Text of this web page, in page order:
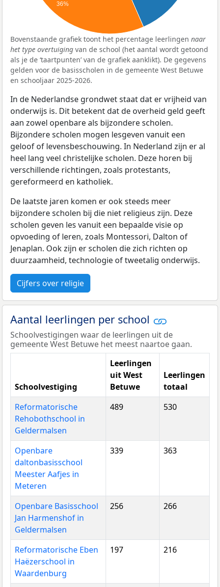
36%
Bovenstaande grafiek toont het percentage leerlingen naar
het type overtuiging van de school (het aantal wordt getoond
als je de ‘taartpunten’ van de grafiek aanklikt). De gegevens
gelden voor de basisscholen in de gemeente West Betuwe
en schooljaar 2025-2026.
In de Nederlandse grondwet staat dat er vrijheid van
onderwijs is. Dit betekent dat de overheid geld geeft
aan zowel openbare als bijzondere scholen.
Bijzondere scholen mogen lesgeven vanuit een
geloof of levensbeschouwing. In Nederland zijn er al
heel lang veel christelijke scholen. Deze horen bij
verschillende richtingen, zoals protestants,
gereformeerd en katholiek.
De laatste jaren komen er ook steeds meer
bijzondere scholen bij die niet religieus zijn. Deze
scholen geven les vanuit een bepaalde visie op
opvoeding of leren, zoals Montessori, Dalton of
Jenaplan. Ook zijn er scholen die zich richten op
duurzaamheid, technologie of tweetalig onderwijs.
Cijfers over religie
Aantal leerlingen per school
Schoolvestigingen waar de leerlingen uit de
gemeente West Betuwe het meest naartoe gaan.
Schoolvestiging
Leerlingen
uit West
Betuwe
Leerlingen
totaal
Reformatorische
Rehobothschool in
Geldermalsen
489 530
Openbare
daltonbasisschool
Meester Aafjes in
Meteren
339 363
Openbare Basisschool
Jan Harmenshof in
Geldermalsen
256 266
Reformatorische Eben
Haëzerschool in
Waardenburg
197 216